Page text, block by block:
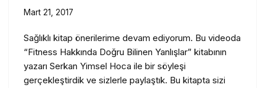
Mart 21, 2017
Sağlıklı kitap önerilerime devam ediyorum. Bu videoda
“Fitness Hakkında Doğru Bilinen Yanlışlar” kitabının
yazarı Serkan Yimsel Hoca ile bir söyleşi
gerçekleştirdik ve sizlerle paylaştık. Bu kitapta sizi